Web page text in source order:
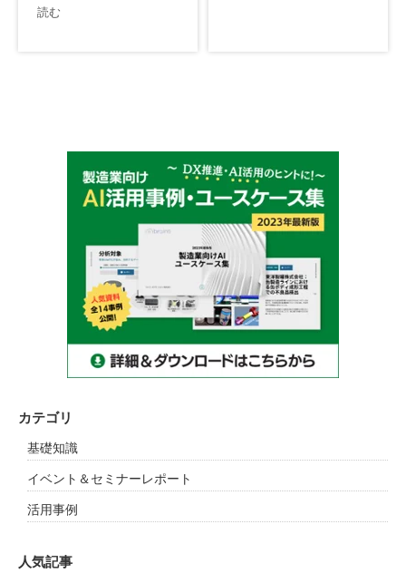
読む
カテゴリ
基礎知識
イベント＆セミナーレポート
活用事例
人気記事